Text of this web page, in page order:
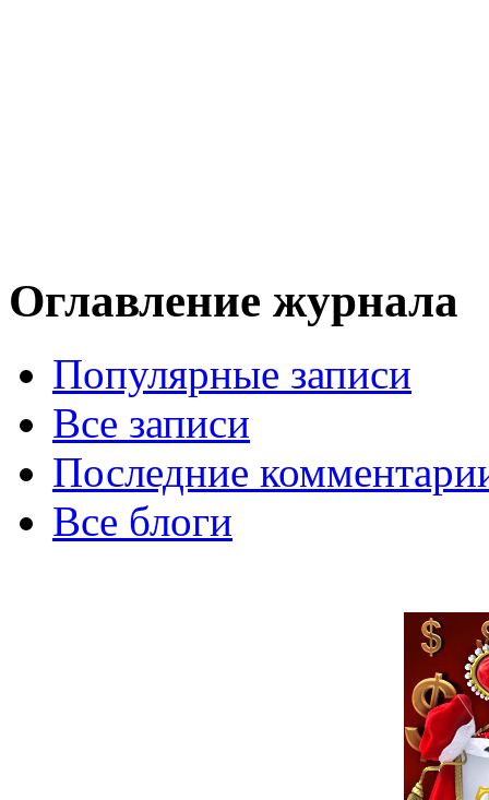
Оглавление журнала
Популярные записи
Все записи
Последние
Все блоги